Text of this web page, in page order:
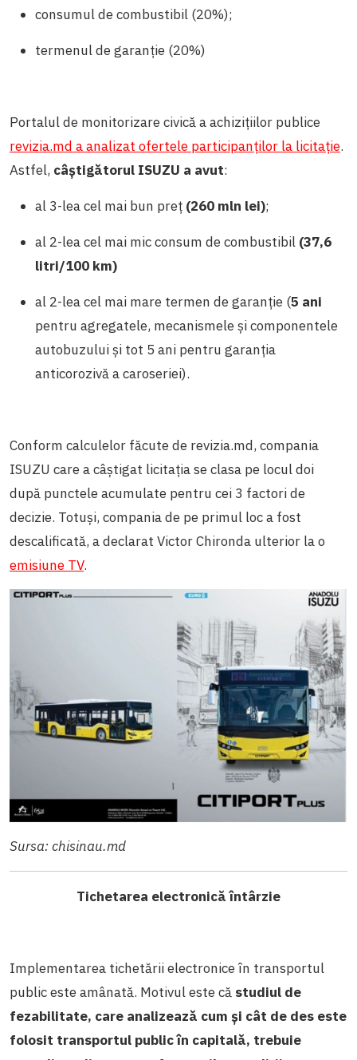
consumul de combustibil (20%);
termenul de garanție (20%)
Portalul de monitorizare civică a achizițiilor publice
revizia.md a analizat ofertele participanților la licitație.
Astfel, câștigătorul ISUZU a avut:
al 3-lea cel mai bun preț (260 mln lei);
al 2-lea cel mai mic consum de combustibil (37,6
litri/100 km)
al 2-lea cel mai mare termen de garanție (5 ani
pentru agregatele, mecanismele și componentele
autobuzului și tot 5 ani pentru garanția
anticorozivă a caroseriei).
Conform calculelor făcute de revizia.md, compania
ISUZU care a câștigat licitația se clasa pe locul doi
după punctele acumulate pentru cei 3 factori de
decizie. Totuși, compania de pe primul loc a fost
descalificată, a declarat Victor Chironda ulterior la o
emisiune TV.
Sursa: chisinau.md
Tichetarea electronică întârzie
Implementarea tichetării electronice în transportul
public este amânată. Motivul este că studiul de
fezabilitate, care analizează cum și cât de des este
folosit transportul public în capitală, trebuie